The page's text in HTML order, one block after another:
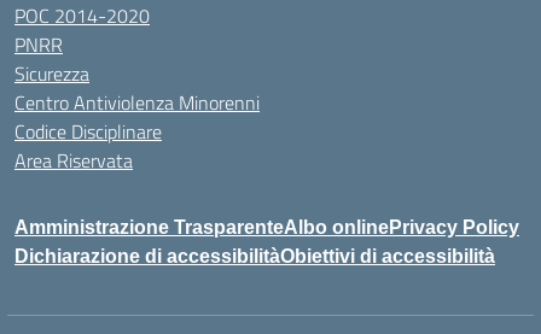
POC 2014-2020
PNRR
Sicurezza
Centro Antiviolenza Minorenni
Codice Disciplinare
Area Riservata
Amministrazione TrasparenteAlbo onlinePrivacy Policy
Dichiarazione di accessibilitàObiettivi di accessibilità